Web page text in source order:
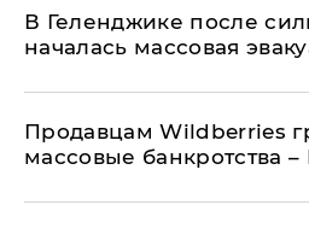
В Геленджике после
началась массовая
Продавцам Wildberries
массовые банкротства –